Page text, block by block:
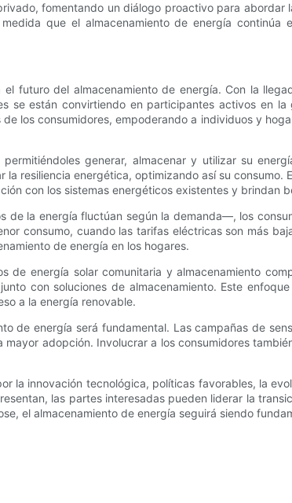
fomentando un diálogo proactivo para abordar
que el almacenamiento de energía continúa
futuro del almacenamiento de energía. Con la
se están convirtiendo en participantes activos en
los consumidores, empoderando a individuos y
generar, almacenar y utilizar su
resiliencia energética, optimizando así su consumo.
con los sistemas energéticos existentes y brindan
la energía fluctúan según la demanda—, los
consumo, cuando las tarifas eléctricas son más
de energía en los hogares.
energía solar comunitaria y almacenamiento
con soluciones de almacenamiento. Este
a la energía renovable.
de energía será fundamental. Las campañas de
adopción. Involucrar a los consumidores
la innovación tecnológica, políticas favorables, la
las partes interesadas pueden liderar la
el almacenamiento de energía seguirá siendo